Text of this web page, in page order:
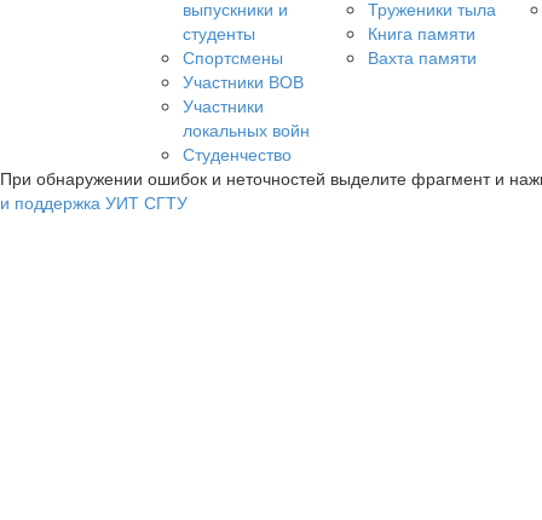
выпускники и
студенты
Спортсмены
Участники ВОВ
Участники
локальных войн
Студенчество
Труженики тыла
Книга памяти
Вахта памяти
При обнаружении ошибок и неточностей выделите фрагмент и
и поддержка УИТ СГТУ